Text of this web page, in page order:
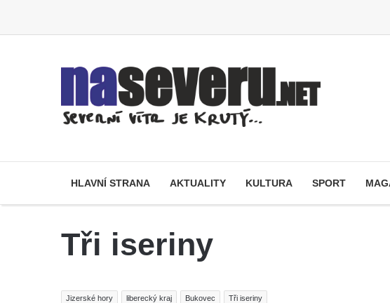
HLAVNÍ STRANA AKTUALITY KULTURA SPORT
Tři iseriny
Jizerské hory liberecký kraj Bukovec Tři iseriny